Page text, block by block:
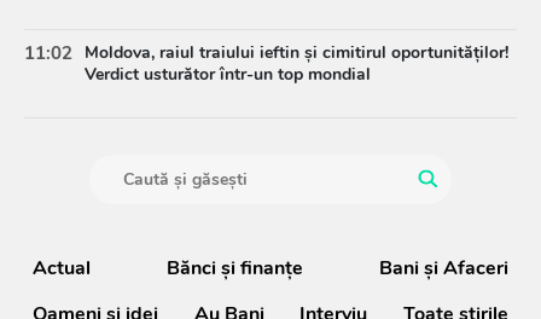
11:02 Moldova, raiul traiului ieftin și cimitirul oportunităților!
Verdict usturător într-un top mondial
Actual Bănci şi finanţe
Bani și Afaceri